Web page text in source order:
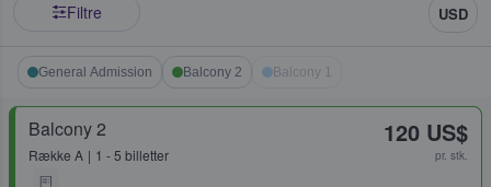
Filtre USD
General Admission Balcony 2 Balcony 1
Balcony 2
Række A 1 - 5 billetter
120 US$
pr. stk.